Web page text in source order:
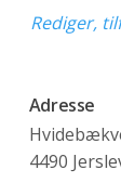
Rediger,
Adresse
4490